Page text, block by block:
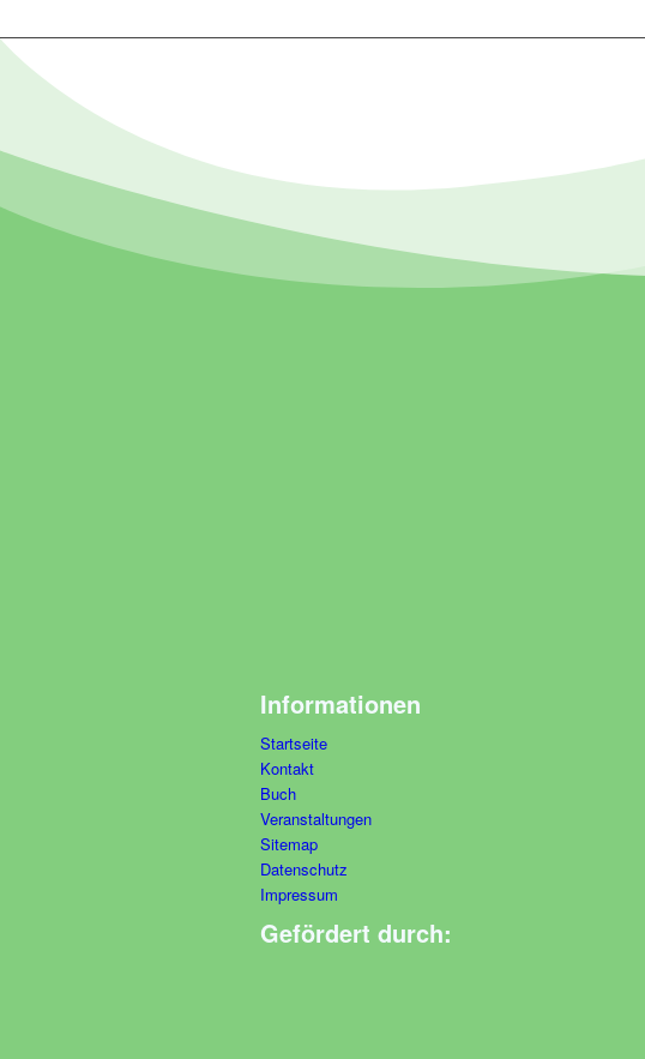
Informationen
Startseite
Kontakt
Buch
Veranstaltungen
Sitemap
Datenschutz
Impressum
Gefördert durch: